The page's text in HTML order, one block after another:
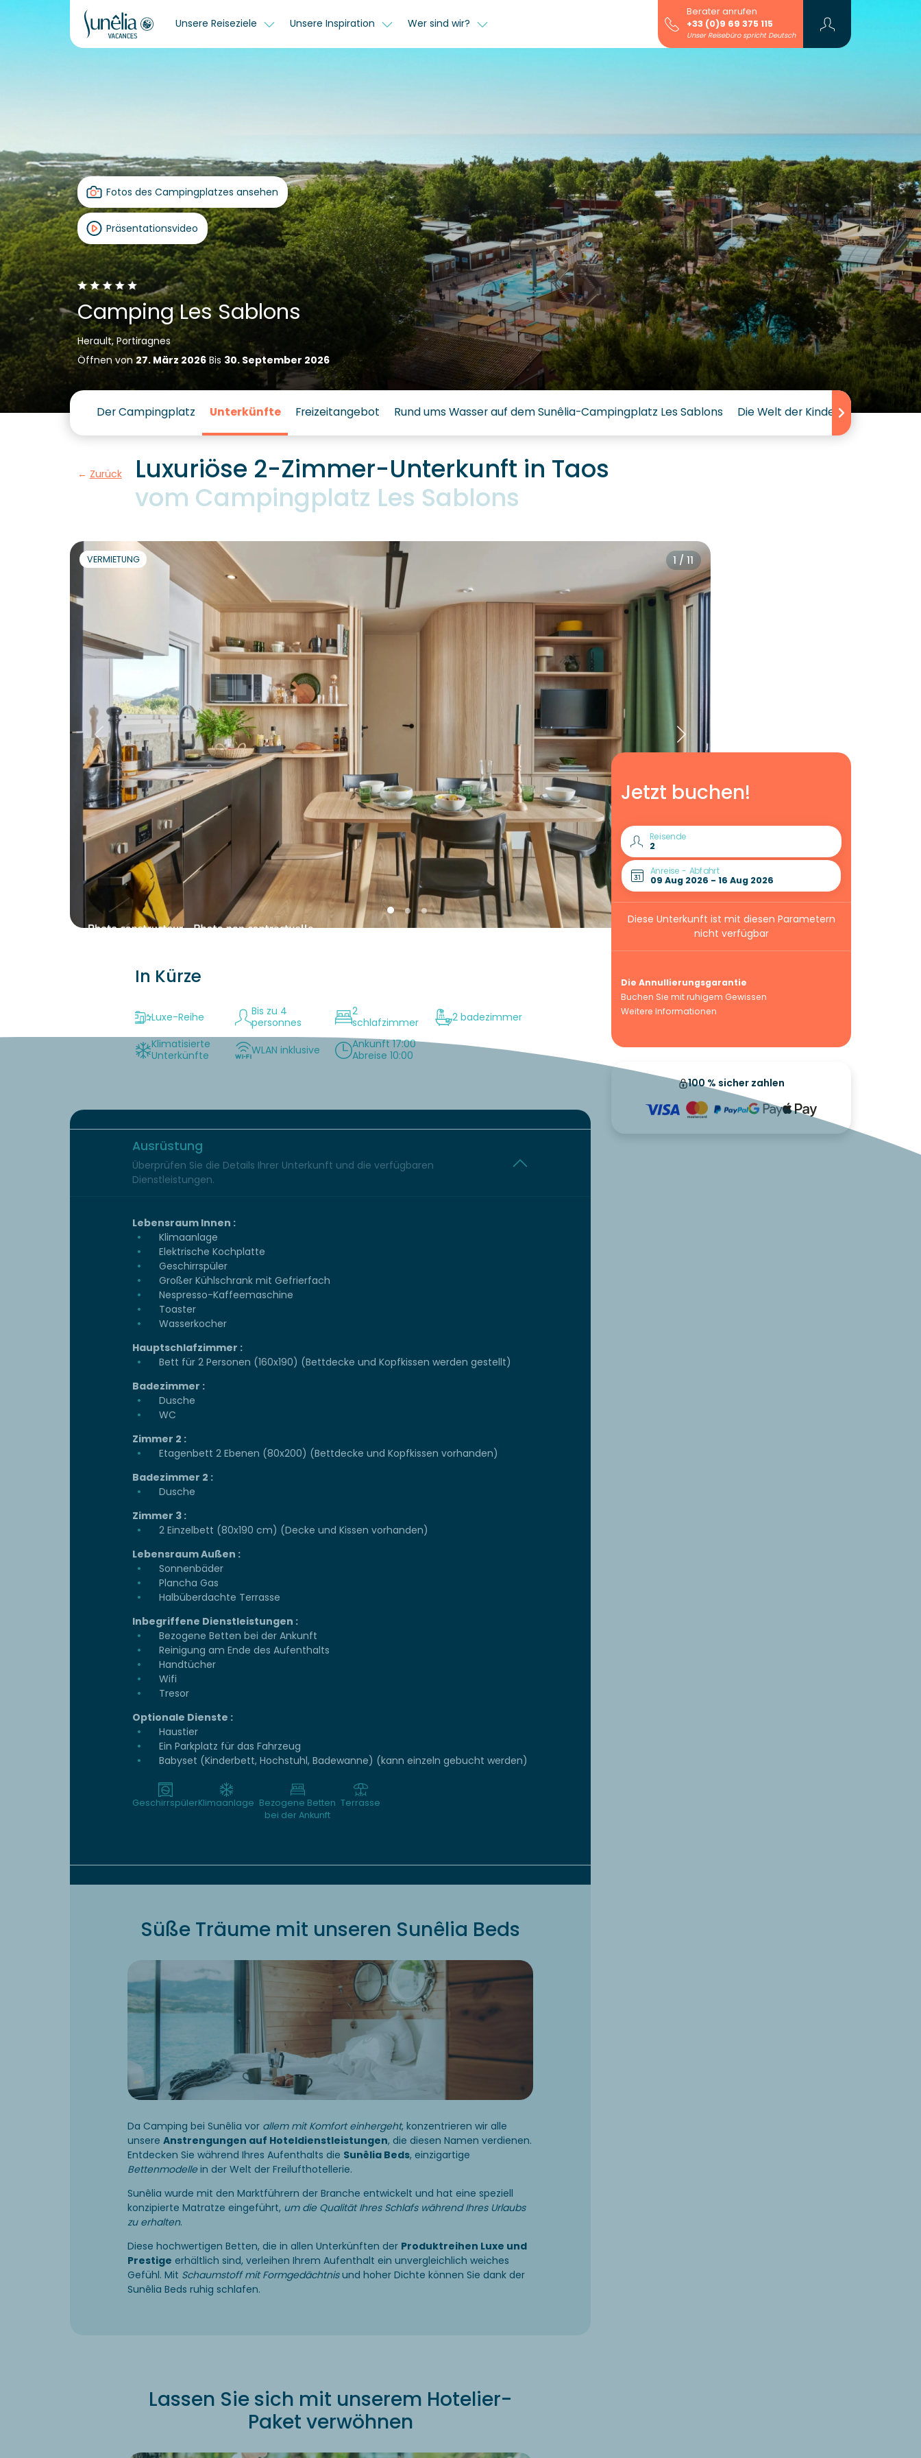
Unsere Reiseziele Unsere Inspiration Wer sind wir?
Berater anrufen
+33 (0)9 69 375 115
Unser Reisebüro spricht Deutsch
Fotos des Campingplatzes ansehen
Präsentationsvideo
Camping Les Sablons
Herault, Portiragnes
Öffnen von 27. März 2026Bis 30. September 2026
Der Campingplatz Unterkünfte Freizeitangebot Rund ums Wasser auf dem Sunêlia-Campingplatz Les Sablons Die Welt der Kinder auf dem
Zurück
Luxuriöse 2-Zimmer-Unterkunft in Taos
vom Campingplatz Les Sablons
Jetzt buchen!
Reisende
Anreise - Abfahrt
Diese Unterkunft ist mit diesen Parametern
nicht verfügbar
Die Annullierungsgarantie
Buchen Sie mit ruhigem Gewissen
Weitere Informationen
100 % sicher zahlen
1 / 11
VERMIETUNG
In Kürze
Luxe-Reihe
Bis zu 4
personnes
2
schlafzimmer
2 badezimmer
Klimatisierte
Unterkünfte
WLAN inklusive
Ankunft 17:00
Abreise 10:00
Ausrüstung
Überprüfen Sie die Details Ihrer Unterkunft und die verfügbaren
Dienstleistungen.
Lebensraum Innen :
Klimaanlage
Elektrische Kochplatte
Geschirrspüler
Großer Kühlschrank mit Gefrierfach
Nespresso-Kaffeemaschine
Toaster
Wasserkocher
Hauptschlafzimmer :
Bett für 2 Personen (160x190) (Bettdecke und Kopfkissen werden gestellt)
Badezimmer :
Dusche
WC
Zimmer 2 :
Etagenbett 2 Ebenen (80x200) (Bettdecke und Kopfkissen vorhanden)
Badezimmer 2 :
Dusche
Zimmer 3 :
2 Einzelbett (80x190 cm) (Decke und Kissen vorhanden)
Lebensraum Außen :
Sonnenbäder
Plancha Gas
Halbüberdachte Terrasse
Inbegriffene Dienstleistungen :
Bezogene Betten bei der Ankunft
Reinigung am Ende des Aufenthalts
Handtücher
Wifi
Tresor
Optionale Dienste :
Haustier
Ein Parkplatz für das Fahrzeug
Babyset (Kinderbett, Hochstuhl, Badewanne) (kann einzeln gebucht werden)
GeschirrspülerKlimaanlage Bezogene Betten
bei der Ankunft
Terrasse
Süße Träume mit unseren Sunêlia Beds
Da Camping bei Sunêlia vor allem mit Komfort einhergeht, konzentrieren wir alle
unsere Anstrengungen auf Hoteldienstleistungen, die diesen Namen verdienen.
Entdecken Sie während Ihres Aufenthalts die Sunêlia Beds, einzigartige
Bettenmodellein der Welt der Freilufthotellerie.
Sunêlia wurde mit den Marktführern der Branche entwickelt und hat eine speziell
konzipierte Matratze eingeführt, um die Qualität Ihres Schlafs während Ihres Urlaubs
zu erhalten.
Diese hochwertigen Betten, die in allen Unterkünften der Produktreihen Luxe und
Prestige erhältlich sind, verleihen Ihrem Aufenthalt ein unvergleichlich weiches
Gefühl. Mit Schaumstoff mit Formgedächtnisund hoher Dichte können Sie dank der
Sunêlia Beds ruhig schlafen.
Lassen Sie sich mit unserem Hotelier-
Paket verwöhnen